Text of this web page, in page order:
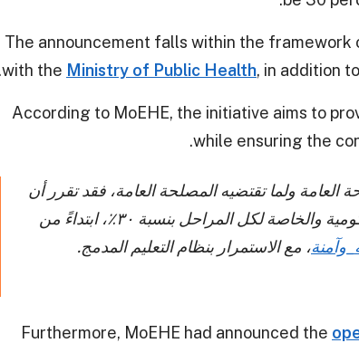
The announcement falls within the
with the Ministry of Public Health, in addition
According to MoEHE, the initiative aims to
while ensuring the
ولما تقتضيه المصلحة العامة، فقد تقرر أن
تكون نسبة حضور الطلاب في جميع المدارس الحكومية والخاصة لكل المراحل بنسبة ٣٠٪، ابتداءً من
، مع الاستمرار بنظام التعليم المدمج.
Furthermore, MoEHE had announced the